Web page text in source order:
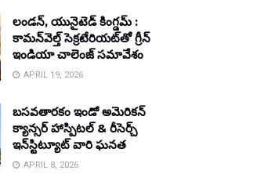
లండన్, యునైటెడ్ కింగ్డమ్ :
కామన్‌వెల్త్ సెక్రటేరియట్‌తో గ్రీన్
ఇండియా చాలెంజ్ సమావేశం
APRIL 19, 2026
బసవతారకం ఇండో అమెరికన్
క్యాన్సర్ హాస్పిటల్ & రీసెర్చ్
ఇన్‌స్టిట్యూట్ వారి ఘనత
APRIL 8, 2026